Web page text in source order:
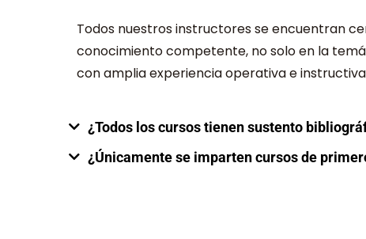
Todos nuestros instructores se encuentran
conocimiento competente, no solo en la
con amplia experiencia operativa e
¿Todos los cursos tienen sustento
¿Únicamente se imparten cursos de